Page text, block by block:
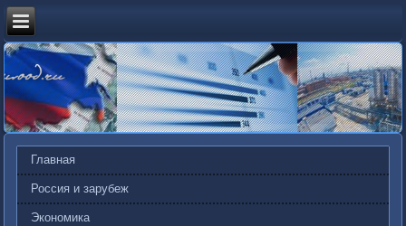
Главная
Россия и зарубеж
Экономика